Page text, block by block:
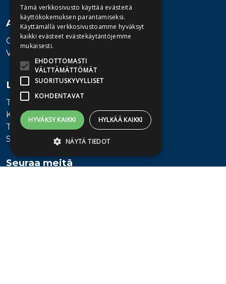
Asiakaspalvelu
Ota yhteyttä
Vaihde: 010 345100
Lisätietoa
Toimitusehdot
Käyttöohjeet
Tietosuojaseloste
Saavutettavuusseloste
Seuraa meitä
Tämä verkkosivusto käyttää evästeitä
käyttökokemuksen parantamiseksi.
Käyttämällä verkkosivustoamme hyväksyt
kaikki evästeet evästekäytäntöjemme
mukaisesti.
EHDOTTOMASTI
VÄLTTÄMÄTTÖMÄT
SUORITUSKYVYLLISET
KOHDENTAVAT
HYVÄKSY KAIKKI HYLKÄÄ KAIKKI
NÄYTÄ TIEDOT